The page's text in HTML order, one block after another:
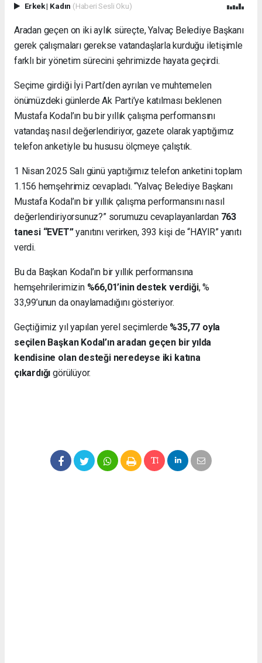
Erkek| Kadın (Haberi Sesli Oku)
Aradan geçen on iki aylık süreçte, Yalvaç Belediye Başkanı
gerek çalışmaları gerekse vatandaşlarla kurduğu iletişimle
farklı bir yönetim sürecini şehrimizde hayata geçirdi.
Seçime girdiği İyi Parti’den ayrılan ve muhtemelen
önümüzdeki günlerde Ak Parti’ye katılması beklenen
Mustafa Kodal’ın bu bir yıllık çalışma performansını
vatandaş nasıl değerlendiriyor, gazete olarak yaptığımız
telefon anketiyle bu hususu ölçmeye çalıştık.
1 Nisan 2025 Salı günü yaptığımız telefon anketini toplam
1.156 hemşehrimiz cevapladı. “Yalvaç Belediye Başkanı
Mustafa Kodal’ın bir yıllık çalışma performansını nasıl
değerlendiriyorsunuz?” sorumuzu cevaplayanlardan763
tanesi “EVET”yanıtını verirken, 393 kişi de “HAYIR” yanıtı
verdi.
Bu da Başkan Kodal’ın bir yıllık performansına
hemşehrilerimizin %66,01’inin destek verdiği, %
33,99’unun da onaylamadığını gösteriyor.
Geçtiğimiz yıl yapılan yerel seçimlerde %35,77 oyla
seçilen Başkan Kodal’ın aradan geçen bir yılda
kendisine olan desteği neredeyse iki katına
çıkardığı görülüyor.